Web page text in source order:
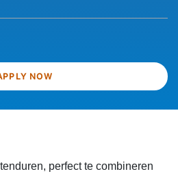
NOW
perfect te combineren